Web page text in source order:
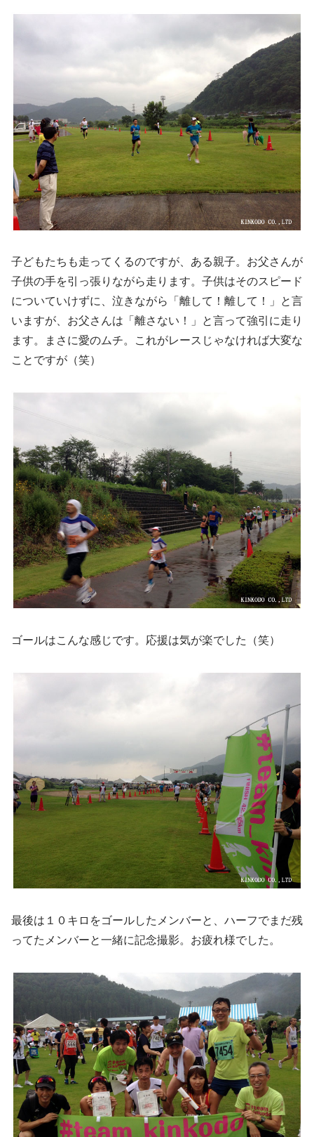
子どもたちも走ってくるのですが、ある親子。お父さんが
子供の手を引っ張りながら走ります。子供はそのスピード
についていけずに、泣きながら「離して！離して！」と言
いますが、お父さんは「離さない！」と言って強引に走り
ます。まさに愛のムチ。これがレースじゃなければ大変な
ことですが（笑）
ゴールはこんな感じです。応援は気が楽でした（笑）
最後は１０キロをゴールしたメンバーと、ハーフでまだ残
ってたメンバーと一緒に記念撮影。お疲れ様でした。